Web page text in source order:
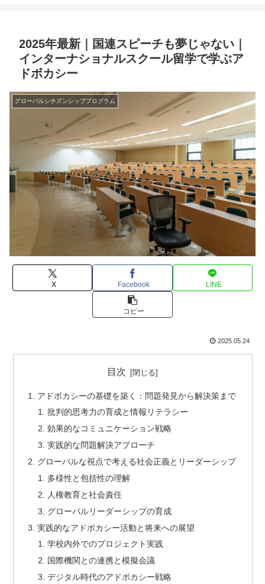
2025年最新｜国連スピーチも夢じゃない｜
インターナショナルスクール留学で学ぶア
ドボカシー
グローバルシチズンシッププログラム
X Facebook LINE
コピー
2025.05.24
目次
アドボカシーの基礎を築く：問題発見から解決策まで
批判的思考力の育成と情報リテラシー
効果的なコミュニケーション戦略
実践的な問題解決アプローチ
グローバルな視点で考える社会正義とリーダーシップ
多様性と包括性の理解
人権教育と社会責任
グローバルリーダーシップの育成
実践的なアドボカシー活動と将来への展望
学校内外でのプロジェクト実践
国際機関との連携と模擬会議
デジタル時代のアドボカシー戦略